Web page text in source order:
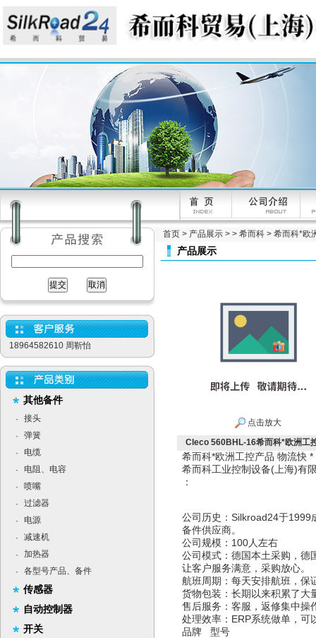
18964582610 周靳怡
其他备件
·
接头
·
弹簧
·
电缆
·
电阻、电容
·
喷嘴
·
过滤器
·
电源
·
减速机
·
加热器
·
各型号产品、备件
传感器
自动控制器
开关
首页 > 产品展示 > > 希而科 > 希而科*欧
产品展示
点击放大
Cleco 560BHL-16希而科*欧洲工
希而科*欧洲工控产品 物流
希而科工业控制设备(上海)
：
公司历史：Silkroad24于1999
备件供应商。
公司规模：100人左右
公司模式：德国本土采购，德
让客户服务满意，采购放心。
航班周期：每天安排航班，保
货物包装：长期以来积累了大
售后服务：客服，返修集中操
处理效率：ERP系统做单，可
品牌 型号